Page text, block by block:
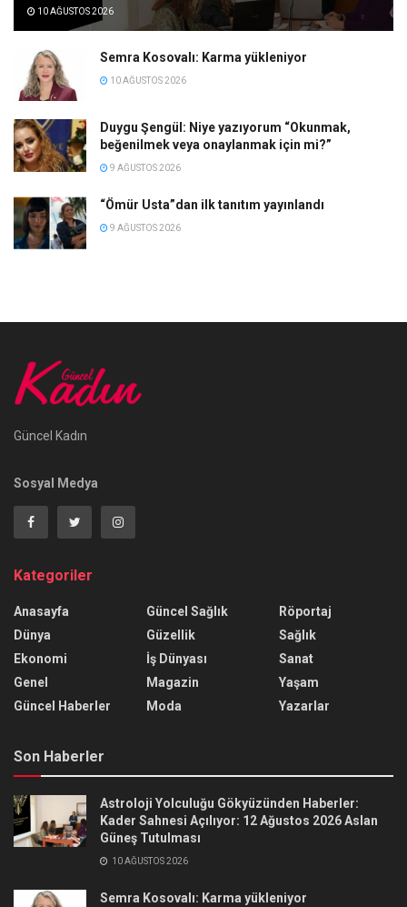
10 AĞUSTOS 2026
Semra Kosovalı: Karma yükleniyor
10 AĞUSTOS 2026
Duygu Şengül: Niye yazıyorum “Okunmak,
beğenilmek veya onaylanmak için mi?”
9 AĞUSTOS 2026
“Ömür Usta”dan ilk tanıtım yayınlandı
9 AĞUSTOS 2026
Güncel Kadın
Sosyal Medya
Kategoriler
Anasayfa
Dünya
Ekonomi
Genel
Güncel Haberler
Güncel Sağlık
Güzellik
İş Dünyası
Magazin
Moda
Röportaj
Sağlık
Sanat
Yaşam
Yazarlar
Son Haberler
Astroloji Yolculuğu Gökyüzünden Haberler:
Kader Sahnesi Açılıyor: 12 Ağustos 2026 Aslan
Güneş Tutulması
10 AĞUSTOS 2026
Semra Kosovalı: Karma yükleniyor